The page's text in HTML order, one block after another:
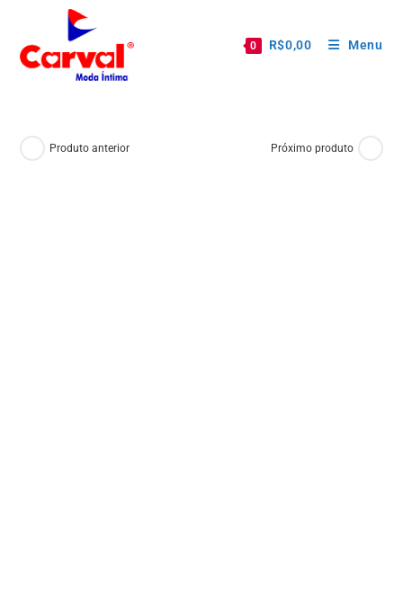
0 R$0,00 Menu
Produto anterior Próximo produto